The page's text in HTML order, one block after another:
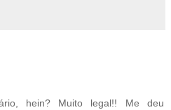
hein? Muito legal!! Me deu